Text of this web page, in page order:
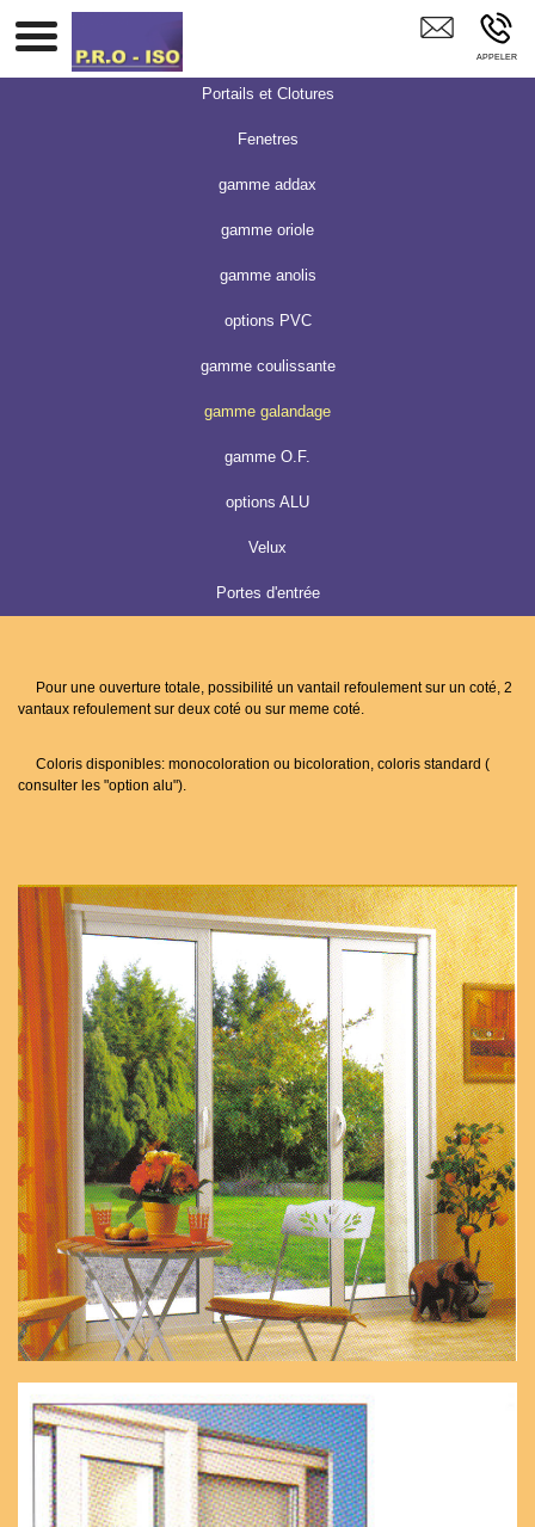
Isolation Aménagement Combles Electricité Fenêtre PVC ALU
Portails et Clotures
Fenetres
gamme addax
gamme oriole
gamme anolis
options PVC
gamme coulissante
gamme galandage
gamme O.F.
options ALU
Velux
Portes d'entrée
Pour une ouverture totale, possibilité un vantail refoulement sur un coté, 2
vantaux refoulement sur deux coté ou sur meme coté.
Coloris disponibles: monocoloration ou bicoloration, coloris standard (
consulter les "option alu").